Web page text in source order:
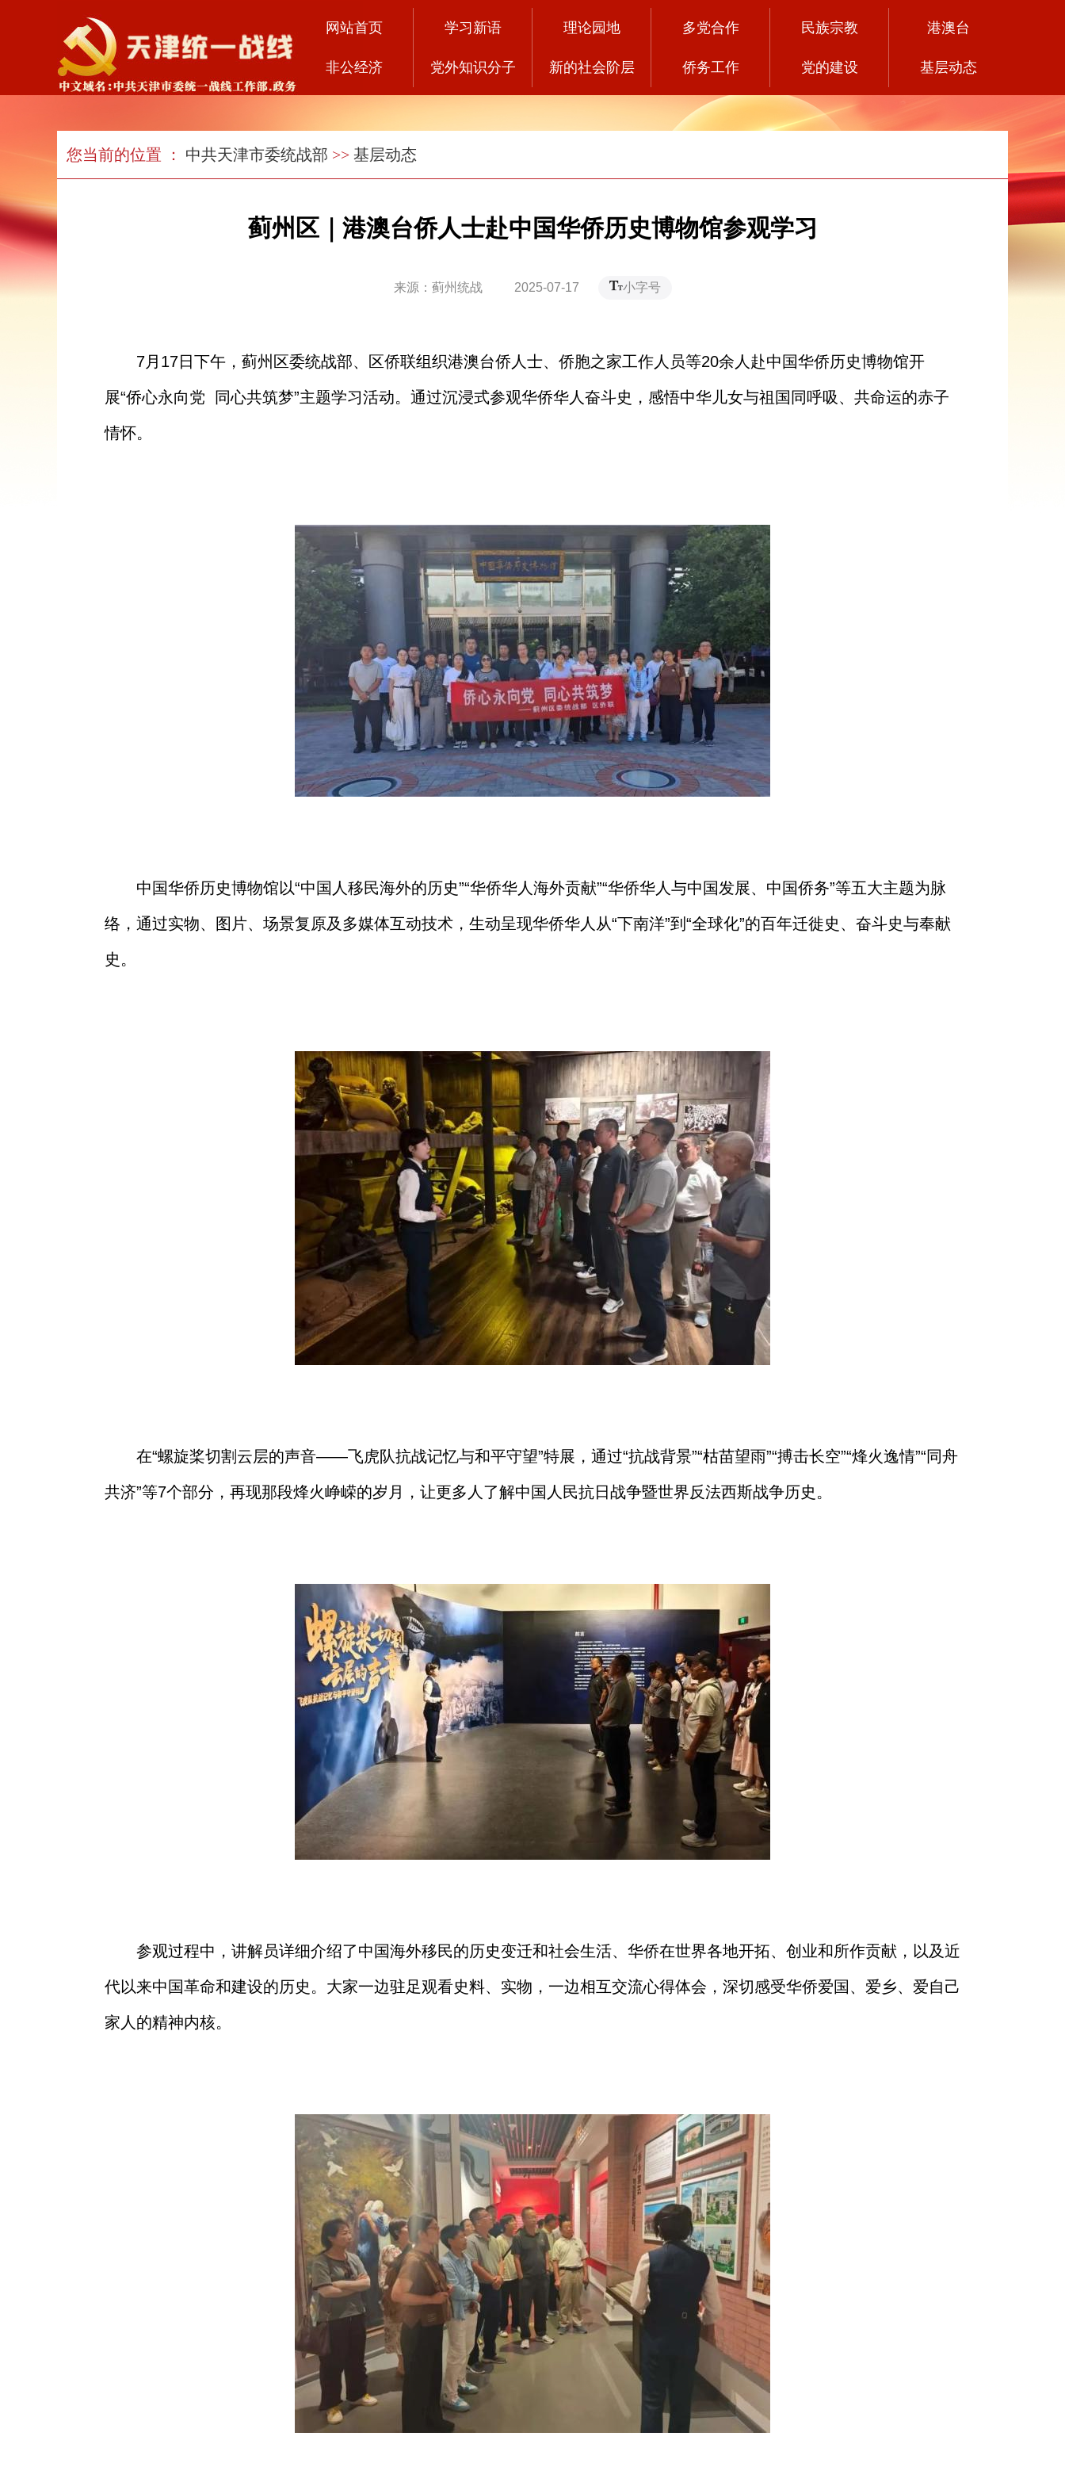
网站首页
非公经济
学习新语
党外知识分子
理论园地
新的社会阶层
多党合作
侨务工作
民族宗教
党的建设
港澳台
基层动态
您当前的位置 ： 中共天津市委统战部 >> 基层动态
蓟州区｜港澳台侨人士赴中国华侨历史博物馆参观学习
来源：蓟州统战 2025-07-17 小字号
7月17日下午，蓟州区委统战部、区侨联组织港澳台侨人士、侨胞之家工作人员等20余人赴中国华侨历史博物馆开
展“侨心永向党 同心共筑梦”主题学习活动。通过沉浸式参观华侨华人奋斗史，感悟中华儿女与祖国同呼吸、共命运的赤子
情怀。
中国华侨历史博物馆以“中国人移民海外的历史”“华侨华人海外贡献”“华侨华人与中国发展、中国侨务”等五大主题为脉
络，通过实物、图片、场景复原及多媒体互动技术，生动呈现华侨华人从“下南洋”到“全球化”的百年迁徙史、奋斗史与奉献
史。
在“螺旋桨切割云层的声音——飞虎队抗战记忆与和平守望”特展，通过“抗战背景”“枯苗望雨”“搏击长空”“烽火逸情”“同舟
共济”等7个部分，再现那段烽火峥嵘的岁月，让更多人了解中国人民抗日战争暨世界反法西斯战争历史。
参观过程中，讲解员详细介绍了中国海外移民的历史变迁和社会生活、华侨在世界各地开拓、创业和所作贡献，以及近
代以来中国革命和建设的历史。大家一边驻足观看史料、实物，一边相互交流心得体会，深切感受华侨爱国、爱乡、爱自己
家人的精神内核。